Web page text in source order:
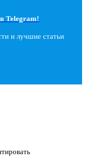
Telegram!
и лучшие статьи